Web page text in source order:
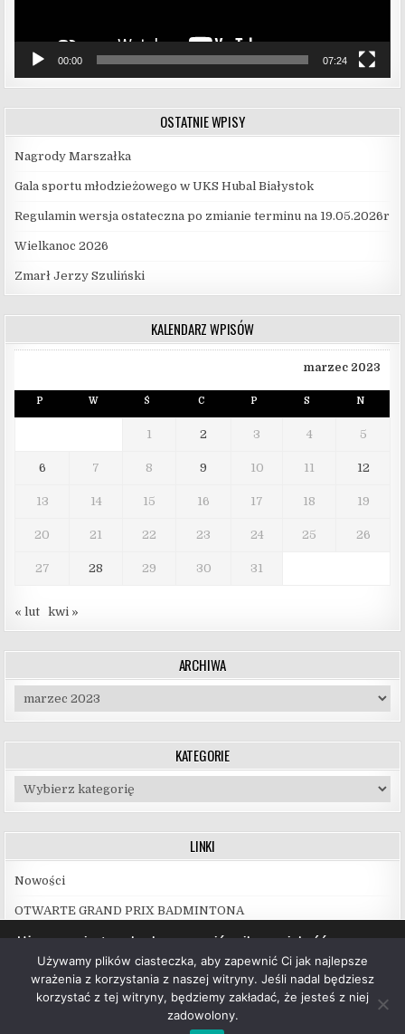
00:00 07:24
OSTATNIE WPISY
Nagrody Marszałka
Gala sportu młodzieżowego w UKS Hubal Białystok
Regulamin wersja ostateczna po zmianie terminu na 19.05.2026r
Wielkanoc 2026
Zmarł Jerzy Szuliński
KALENDARZ WPISÓW
marzec 2023
P W Ś C P S N
1 2 3 4 5
6 7 8 9 10 11 12
13 14 15 16 17 18 19
20 21 22 23 24 25 26
27 28 29 30 31
« lut kwi »
ARCHIWA
Archiwa
KATEGORIE
Kategorie
LINKI
Nowości
OTWARTE GRAND PRIX BADMINTONA
Copyright © 2026 UKS Hubal Białystok
Używamy ciasteczek, aby zapewnić najlepszą jakość
korzystania z naszej witryny.
Więcej informacji na temat plików ciasteczka, których
używamy, oraz możliwości ich wyłączenia znajdziesz w
ustawieniach.
Używamy plików ciasteczka, aby zapewnić Ci jak najlepsze
wrażenia z korzystania z naszej witryny. Jeśli nadal będziesz
korzystać z tej witryny, będziemy zakładać, że jesteś z niej
zadowolony.